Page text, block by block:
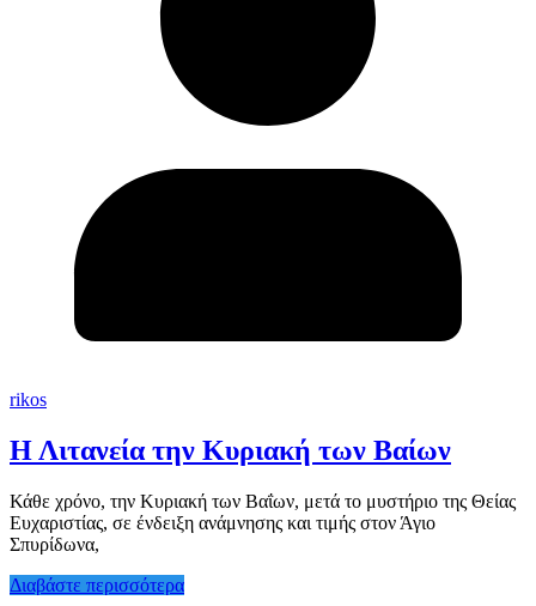
rikos
Η Λιτανεία την Κυριακή των Βαίων
Κάθε χρόνο, την Κυριακή των Βαΐων, μετά το μυστήριο της Θείας
Ευχαριστίας, σε ένδειξη ανάμνησης και τιμής στον Άγιο
Σπυρίδωνα,
Διαβάστε περισσότερα